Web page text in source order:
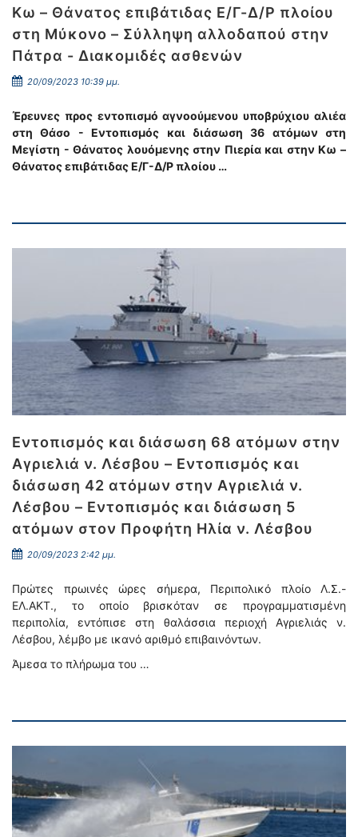
Κω – Θάνατος επιβάτιδας Ε/Γ-Δ/Ρ πλοίου
στη Μύκονο – Σύλληψη αλλοδαπού στην
Πάτρα - Διακομιδές ασθενών
20/09/2023 10:39 μμ.
Έρευνες προς εντοπισμό αγνοούμενου υποβρύχιου αλιέα
στη Θάσο - Εντοπισμός και διάσωση 36 ατόμων στη
Μεγίστη - Θάνατος λουόμενης στην Πιερία και στην Κω –
Θάνατος επιβάτιδας Ε/Γ-Δ/Ρ πλοίου …
Εντοπισμός και διάσωση 68 ατόμων στην
Αγριελιά ν. Λέσβου – Εντοπισμός και
διάσωση 42 ατόμων στην Αγριελιά ν.
Λέσβου – Εντοπισμός και διάσωση 5
ατόμων στον Προφήτη Ηλία ν. Λέσβου
20/09/2023 2:42 μμ.
Πρώτες πρωινές ώρες σήμερα, Περιπολικό πλοίο Λ.Σ.-
ΕΛ.ΑΚΤ., το οποίο βρισκόταν σε προγραμματισμένη
περιπολία, εντόπισε στη θαλάσσια περιοχή Αγριελιάς ν.
Λέσβου, λέμβο με ικανό αριθμό επιβαινόντων.
Άμεσα το πλήρωμα του …